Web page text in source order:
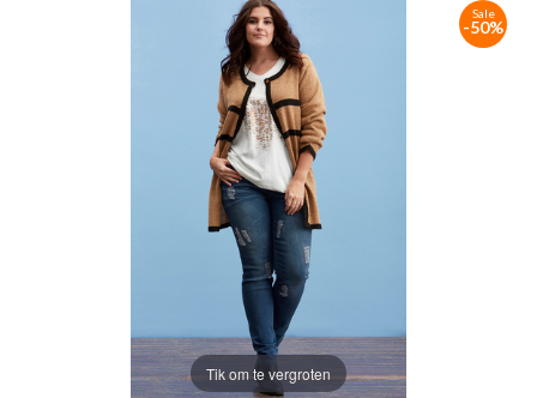
Tik om te vergroten
Sale
-50%